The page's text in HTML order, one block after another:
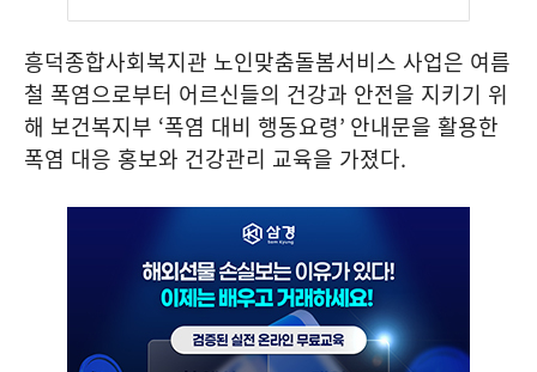
흥덕종합사회복지관 노인맞춤돌봄서비스 사업은 여름
철 폭염으로부터 어르신들의 건강과 안전을 지키기 위
해 보건복지부 ‘폭염 대비 행동요령’ 안내문을 활용한
폭염 대응 홍보와 건강관리 교육을 가졌다.